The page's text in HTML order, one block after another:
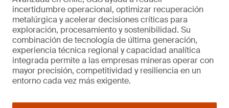
incertidumbre operacional, optimizar recuperación
metalúrgica y acelerar decisiones críticas para
exploración, procesamiento y sostenibilidad. Su
combinación de tecnología de última generación,
experiencia técnica regional y capacidad analítica
integrada permite a las empresas mineras operar con
mayor precisión, competitividad y resiliencia en un
entorno cada vez más exigente.